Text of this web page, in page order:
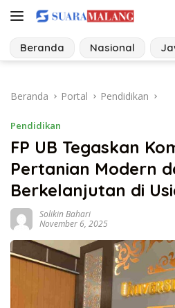
Langsung
konten
Beranda Nasional
Beranda Portal Pendidikan
Pendidikan
FP UB Tegaskan
Pertanian Modern
Berkelanjutan di
Solikin Bahari
November 6, 2025